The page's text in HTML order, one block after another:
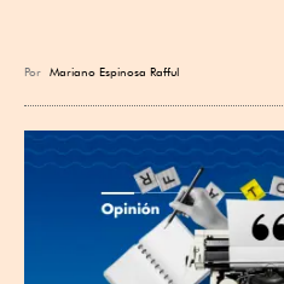
Por Mariano Espinosa Rafful